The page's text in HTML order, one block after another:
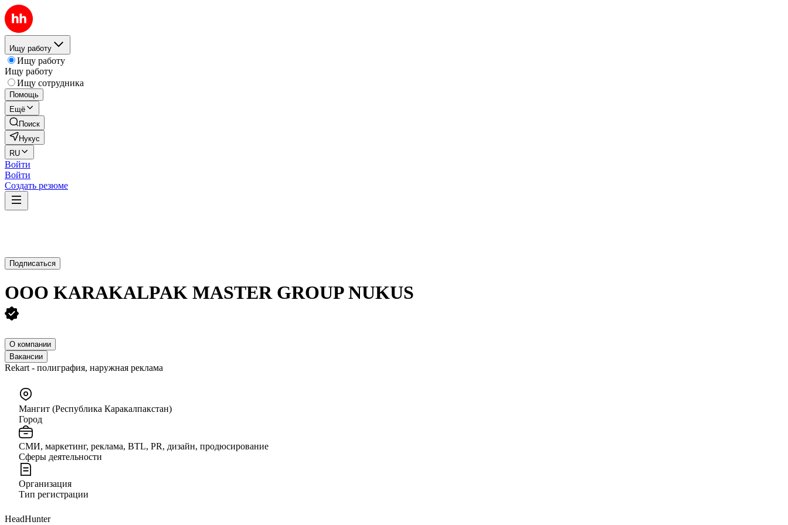
Ищу работу
Ищу работу
Ищу работу
Ищу сотрудника
Помощь
Ещё
Поиск
Нукус
RU
Войти
Войти
Создать резюме
Подписаться
ООО KARAKALPAK MASTER GROUP NUKUS
О компании
Вакансии
Rekart - полиграфия, наружная реклама
Мангит (Республика Каракалпакстан)
Город
СМИ, маркетинг, реклама, BTL, PR, дизайн, продюсирование
Сферы деятельности
Организация
Тип регистрации
HeadHunter